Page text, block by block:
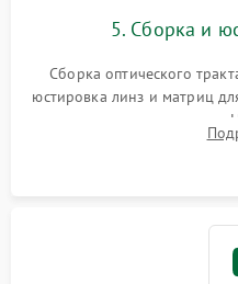
5. Сборка и
Сборка оптического
юстировка линз и матриц
и устранения размытия.
шлейфов, установка